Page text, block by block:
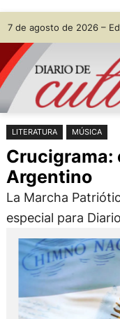
Saltar
al
contenido
Skip
to
content
7 de agosto de 2026 –
LITERATURA MÚSICA
Crucigrama:
Argentino
La Marcha
especial para